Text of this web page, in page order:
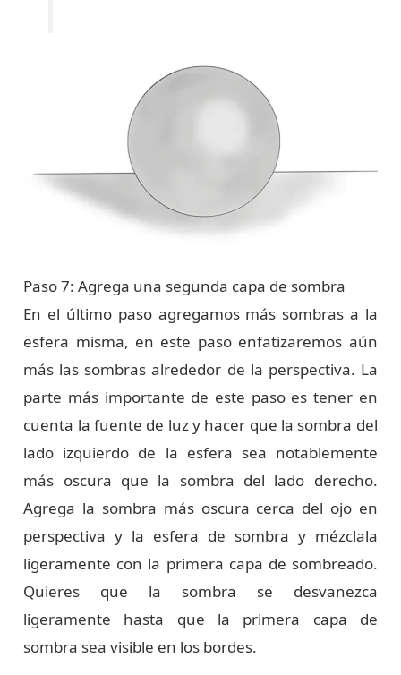
Paso 7: Agrega una segunda capa de sombra
En el último paso agregamos más sombras a la
esfera misma, en este paso enfatizaremos aún
más las sombras alrededor de la perspectiva. La
parte más importante de este paso es tener en
cuenta la fuente de luz y hacer que la sombra del
lado izquierdo de la esfera sea notablemente
más oscura que la sombra del lado derecho.
Agrega la sombra más oscura cerca del ojo en
perspectiva y la esfera de sombra y mézclala
ligeramente con la primera capa de sombreado.
Quieres que la sombra se desvanezca
ligeramente hasta que la primera capa de
sombra sea visible en los bordes.